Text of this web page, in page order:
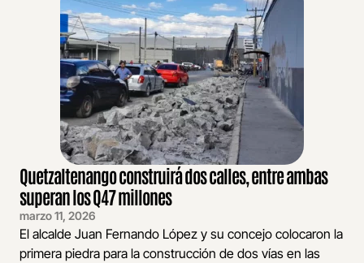
Quetzaltenango construirá dos calles, entre ambas
superan los Q47 millones
marzo 11, 2026
El alcalde Juan Fernando López y su concejo colocaron la
primera piedra para la construcción de dos vías en las